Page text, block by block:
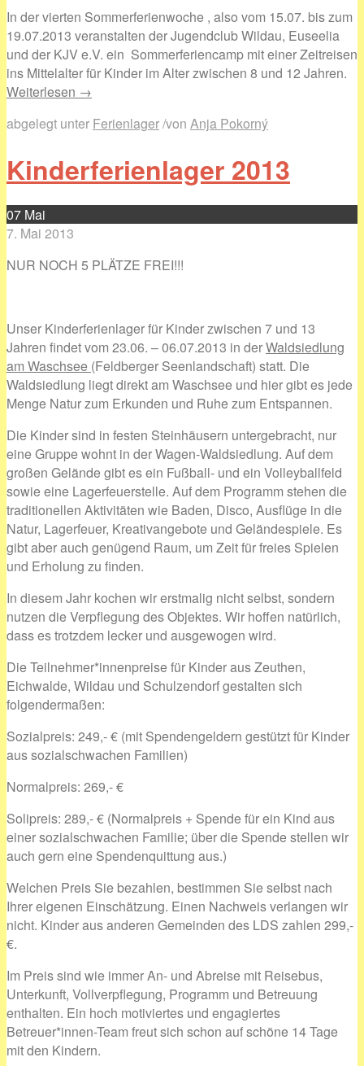
In der vierten Sommerferienwoche , also vom 15.07. bis zum
19.07.2013 veranstalten der Jugendclub Wildau, Euseelia
und der KJV e.V. ein Sommerferiencamp mit einer Zeitreisen
ins Mittelalter für Kinder im Alter zwischen 8 und 12 Jahren.
Weiterlesen →
abgelegt unter Ferienlager/von Anja Pokorný
Kinderferienlager 2013
07 Mai
7. Mai 2013
NUR NOCH 5 PLÄTZE FREI!!!
Unser Kinderferienlager für Kinder zwischen 7 und 13
Jahren findet vom 23.06. – 06.07.2013 in derWaldsiedlung
am Waschsee (Feldberger Seenlandschaft) statt. Die
Waldsiedlung liegt direkt am Waschsee und hier gibt es jede
Menge Natur zum Erkunden und Ruhe zum Entspannen.
Die Kinder sind in festen Steinhäusern untergebracht, nur
eine Gruppe wohnt in der Wagen-Waldsiedlung. Auf dem
großen Gelände gibt es ein Fußball- und ein Volleyballfeld
sowie eine Lagerfeuerstelle. Auf dem Programm stehen die
traditionellen Aktivitäten wie Baden, Disco, Ausflüge in die
Natur, Lagerfeuer, Kreativangebote und Geländespiele. Es
gibt aber auch genügend Raum, um Zeit für freies Spielen
und Erholung zu finden.
In diesem Jahr kochen wir erstmalig nicht selbst, sondern
nutzen die Verpflegung des Objektes. Wir hoffen natürlich,
dass es trotzdem lecker und ausgewogen wird.
Die Teilnehmer*innenpreise für Kinder aus Zeuthen,
Eichwalde, Wildau und Schulzendorf gestalten sich
folgendermaßen:
Sozialpreis: 249,- € (mit Spendengeldern gestützt für Kinder
aus sozialschwachen Familien)
Normalpreis: 269,- €
Solipreis: 289,- € (Normalpreis + Spende für ein Kind aus
einer sozialschwachen Familie; über die Spende stellen wir
auch gern eine Spendenquittung aus.)
Welchen Preis Sie bezahlen, bestimmen Sie selbst nach
Ihrer eigenen Einschätzung. Einen Nachweis verlangen wir
nicht. Kinder aus anderen Gemeinden des LDS zahlen 299,-
€.
Im Preis sind wie immer An- und Abreise mit Reisebus,
Unterkunft, Vollverpflegung, Programm und Betreuung
enthalten. Ein hoch motiviertes und engagiertes
Betreuer*innen-Team freut sich schon auf schöne 14 Tage
mit den Kindern.